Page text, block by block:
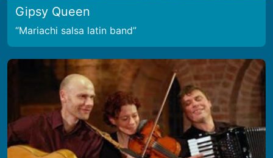
Gipsy Queen
Mariachi salsa latin band